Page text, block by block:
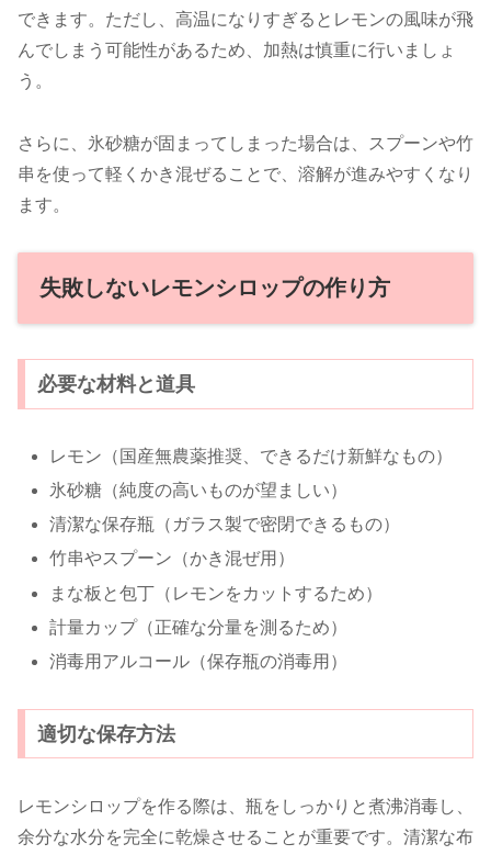
できます。ただし、高温になりすぎるとレモンの風味が飛
んでしまう可能性があるため、加熱は慎重に行いましょ
う。
さらに、氷砂糖が固まってしまった場合は、スプーンや竹
串を使って軽くかき混ぜることで、溶解が進みやすくなり
ます。
失敗しないレモンシロップの作り方
必要な材料と道具
レモン（国産無農薬推奨、できるだけ新鮮なもの）
氷砂糖（純度の高いものが望ましい）
清潔な保存瓶（ガラス製で密閉できるもの）
竹串やスプーン（かき混ぜ用）
まな板と包丁（レモンをカットするため）
計量カップ（正確な分量を測るため）
消毒用アルコール（保存瓶の消毒用）
適切な保存方法
レモンシロップを作る際は、瓶をしっかりと煮沸消毒し、
余分な水分を完全に乾燥させることが重要です。清潔な布